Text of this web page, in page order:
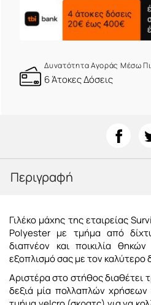
Δυνατότητα Αγοράς Μέσω
6 Άτοκες Δόσεις
Περιγραφή
Γιλέκο μάχης της εταιρείας
Polyester με τμήμα από
διαπνέον και ποικιλία
εξοπλισμό σας με τον καλύτερο
Αριστέρα στo στήθος διαθέτει
δεξιά μία πολλαπλών